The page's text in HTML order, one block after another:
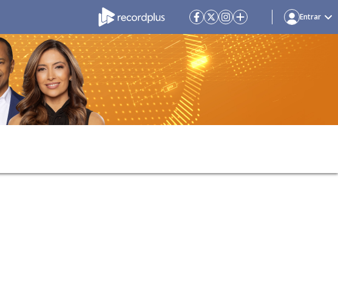
Entrar